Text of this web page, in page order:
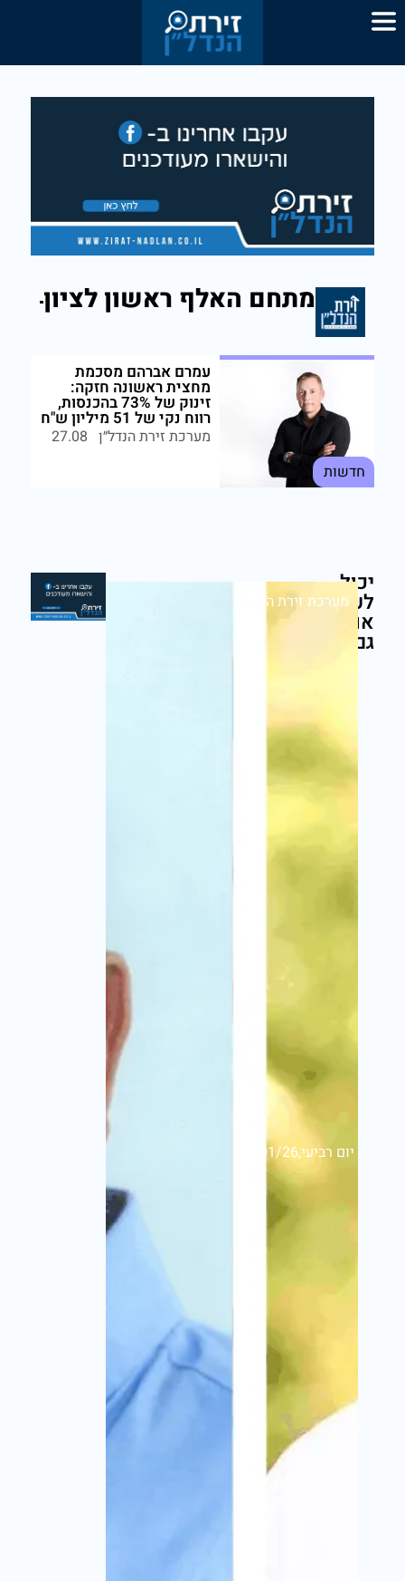
יכול
לעניין
אותך
גם
מערכת זירת הנדל״ן
יום רביעי,21/01/26
מתחם האלף ראשון לציון
חדשות
עמרם אברהם מסכמת
מחצית ראשונה חזקה:
זינוק של 73% בהכנסות,
רווח נקי של 51 מיליון ש"ח
מערכת זירת הנדל״ן 27.08